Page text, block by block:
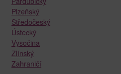
Plzeňský
Středočeský
Ústecký
Vysočina
Zlínský
Zahraničí